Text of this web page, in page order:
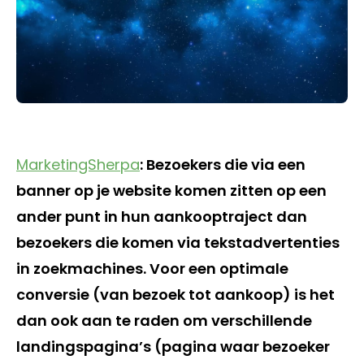
MarketingSherpa: Bezoekers die via een
banner op je website komen zitten op een
ander punt in hun aankooptraject dan
bezoekers die komen via tekstadvertenties
in zoekmachines. Voor een optimale
conversie (van bezoek tot aankoop) is het
dan ook aan te raden om verschillende
landingspagina’s (pagina waar bezoeker